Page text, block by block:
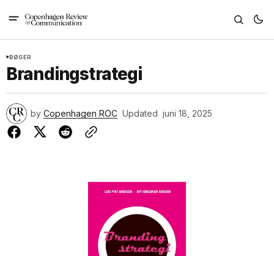
BØGER
Brandingstrategi
by Copenhagen ROC Updated juni 18, 2025